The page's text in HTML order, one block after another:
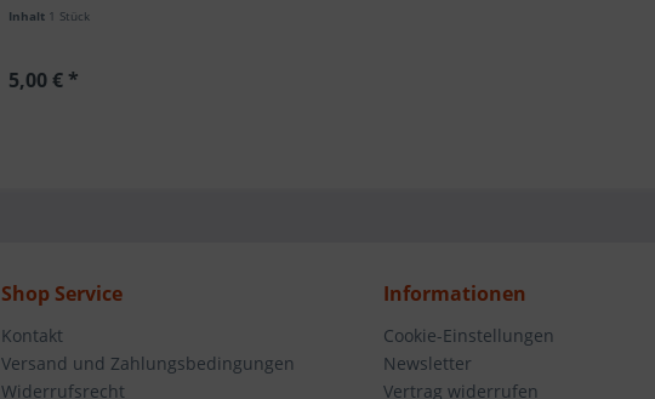
Inhalt 1 Stück
5,00 € *
Shop Service
Kontakt
Versand und Zahlungsbedingungen
Widerrufsrecht
Informationen
Cookie-Einstellungen
Newsletter
Vertrag widerrufen